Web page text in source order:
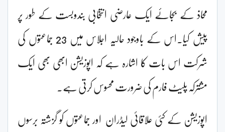
محاذ کے بجائے ایک عارضی انتخابی بندوبست کے طور پر
پیش کیا۔اس کے باوجود حالیہ اجلاس میں 23 جماعتوں کی
شرکت اس بات کا اشارہ ہے کہ اپوزیشن ابھی بھی ایک
مشترکہ پلیٹ فارم کی ضرورت محسوس کرتی ہے۔
اپوزیشن کے کئی علاقائی لیڈران اور جماعتوں کو گزشتہ برسوں